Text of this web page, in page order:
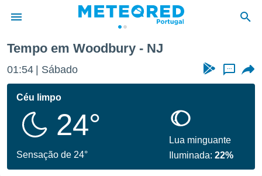
da
foi
fornecidas
a este
das
Tempo em Woodbury - NJ
01:54 Sábado ...
Céu limpo
24°
Sensação de 24°
Lua minguante
Iluminada:22%